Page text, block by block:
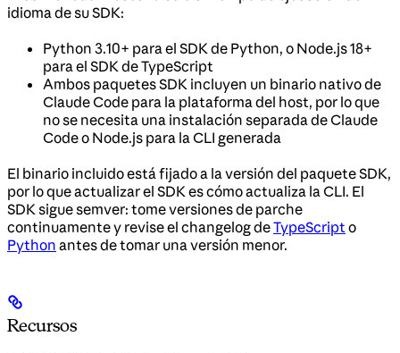
idioma de su SDK:
Python 3.10+ para el SDK de Python, o Node.js 18+
para el SDK de TypeScript
Ambos paquetes SDK incluyen un binario nativo de
Claude Code para la plataforma del host, por lo que
no se necesita una instalación separada de Claude
Code o Node.js para la CLI generada
El binario incluido está fijado a la versión del paquete SDK,
por lo que actualizar el SDK es cómo actualiza la CLI. El
SDK sigue semver: tome versiones de parche
continuamente y revise el changelog deTypeScripto
Python antes de tomar una versión menor.
Recursos